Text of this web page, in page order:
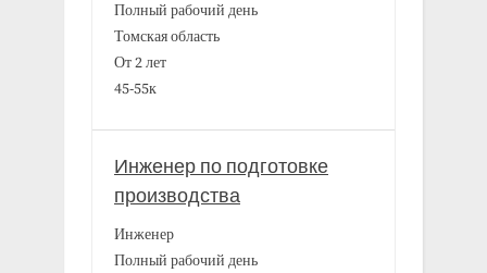
Полный рабочий день
Томская область
От 2 лет
45-55к
Инженер по подготовке
производства
Инженер
Полный рабочий день